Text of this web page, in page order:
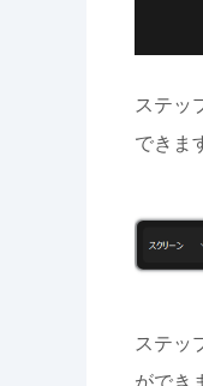
ステッ
できま
ステッ